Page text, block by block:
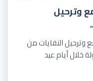
وترحيل
النفايات من
خلال أيام عيد